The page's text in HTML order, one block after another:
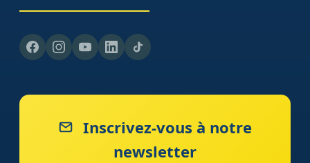
Inscrivez-vous à notre
newsletter